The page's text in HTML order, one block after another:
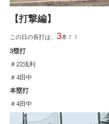
【打撃編】
この日の長打は、 3本！！
3塁打
＃22浅利
＃4田中
本塁打
＃4田中